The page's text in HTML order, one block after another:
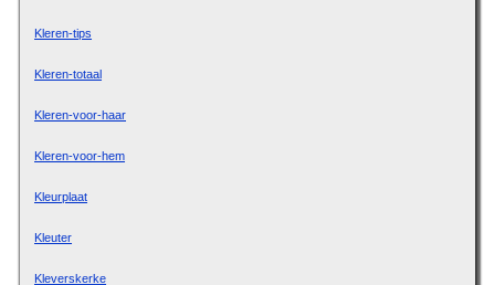
Kleren-tips
Kleren-totaal
Kleren-voor-haar
Kleren-voor-hem
Kleurplaat
Kleuter
Kleverskerke